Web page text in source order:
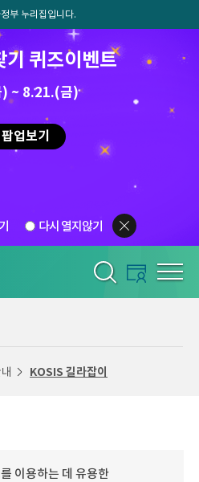
부 누리집입니다.
기 퀴즈이벤트
~ 8.21.(금)
팝업보기
다시 열지않기
KOSIS 길라잡이
이용하는 데 유용한